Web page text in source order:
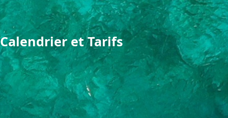
Calendrier et Tarifs